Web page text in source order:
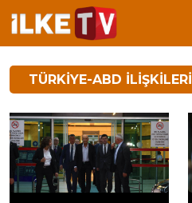
TÜRKIYE-ABD ILIŞKILERI